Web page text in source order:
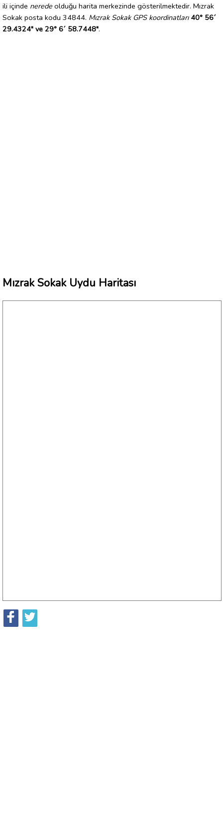
ili içinde nerede olduğu harita merkezinde gösterilmektedir. Mızrak
Sokak posta kodu 34844. Mızrak Sokak GPS koordinatları 40° 56´
29.4324" ve 29° 6´ 58.7448".
Mızrak Sokak Uydu Haritası